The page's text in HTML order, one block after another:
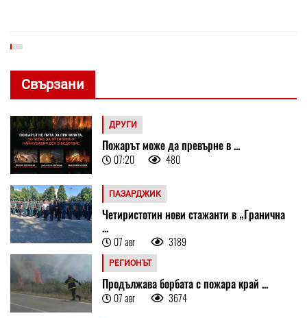
Свързани
ДРУГИ
Пожарът може да превърне в ...
07:20 480
ПАЗАРДЖИК
Четиристотин нови стажанти в „Гранична
...
07 авг 3189
РЕГИОНЪТ
Продължава борбата с пожара край ...
07 авг 3674